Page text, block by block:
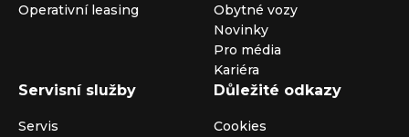
Operativní leasing
Obytné vozy
Novinky
Pro média
Kariéra
Servisní služby
Servis
Důležité odkazy
Cookies